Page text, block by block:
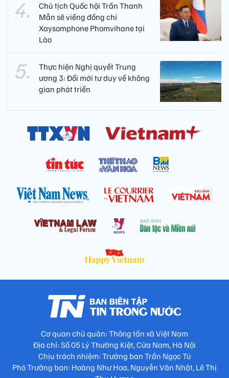
Chủ tịch Quốc hội Trần Thanh
Mẫn sẽ viếng đồng chí
Xaysomphone Phomvihane tại
Lào
Thực hiện Nghị quyết Trung
ương 3: Đổi mới tư duy về không
gian phát triển
Cơ quan chủ quản: Thông tấn xã Việt Nam
Địa chỉ: Số 05 Lý Thường Kiệt, Cửa Nam, Hà Nội
Chịu trách nhiệm: Trưởng ban Trần Ngọc Tú
Phó Trưởng ban: Hoàng Như Hoa, Nguyễn Văn Nhật, Lê Thị